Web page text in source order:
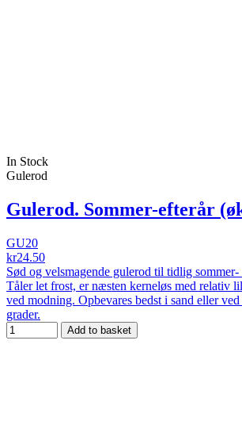
In Stock
Gulerod
Gulerod. Sommer-efterår
GU20
kr24.50
Sød og velsmagende gulerod til tidlig sommer-
Tåler let frost, er næsten kerneløs med relativ
ved modning. Opbevares bedst i sand eller
grader.
Add to basket